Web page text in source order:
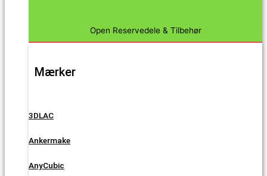
Open Reservedele & Tilbehør
Mærker
3DLAC
Ankermake
AnyCubic